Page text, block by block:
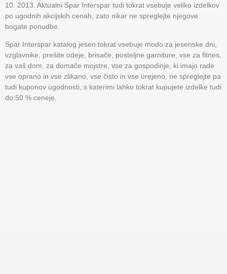
10. 2013. Aktualni Spar Interspar tudi tokrat vsebuje veliko izdelkov
po ugodnih akcijskih cenah, zato nikar ne spreglejte njegove
bogate ponudbe.
Spar Interspar katalog jesen tokrat vsebuje modo za jesenske dni,
vzglavnike, prešite odeje, brisače, posteljne garniture, vse za fitnes,
za vaš dom, za domače mojstre, vse za gospodinje, ki imajo rade
vse oprano in vse zlikano, vse čisto in vse urejeno, ne spreglejte pa
tudi kuponov ugodnosti, s katerimi lahko tokrat kupujete izdelke tudi
do 50 % ceneje.